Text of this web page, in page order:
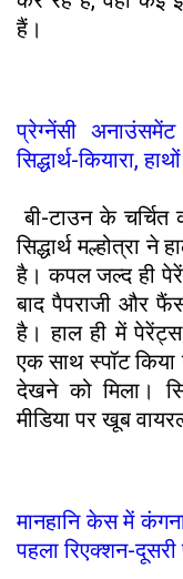
हैं।
प्रेग्नेंसी
सिद्धार्थ-कियारा,
बी-टाउन के
सिद्धार्थ मल्होत्रा
है। कपल जल्द ही
बाद पैपराजी और
है। हाल ही में
एक साथ स्पॉट
देखने को मिला।
मीडिया पर खूब
मानहानि केस में
पहला रिएक्शन-दूसरी